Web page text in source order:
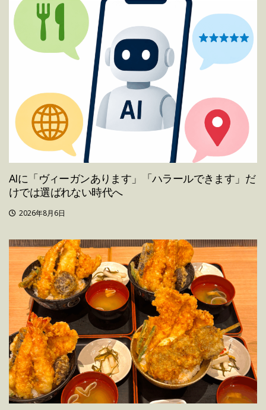
AIに「ヴィーガンあります」「ハラールできます」だ
けでは選ばれない時代へ
2026年8月6日